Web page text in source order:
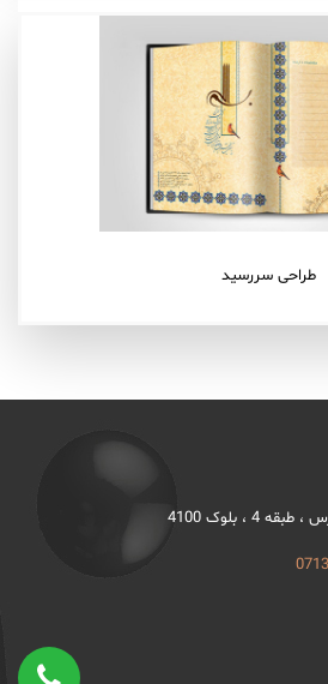
طراحی سررسید
، بلوک 4100